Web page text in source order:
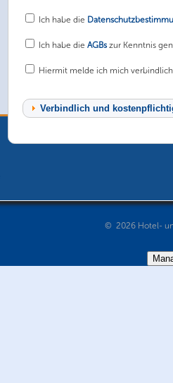
Ich habe die
Ich habe die AGBs zur Kenntnis
Hiermit melde ich mich
© 2026 Hotel-